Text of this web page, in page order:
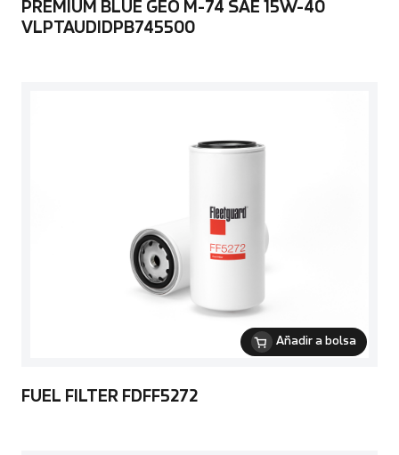
PREMIUM BLUE GEO M-74 SAE 15W-40
VLPTAUDIDPB745500
Añadir a bolsa
FUEL FILTER FDFF5272